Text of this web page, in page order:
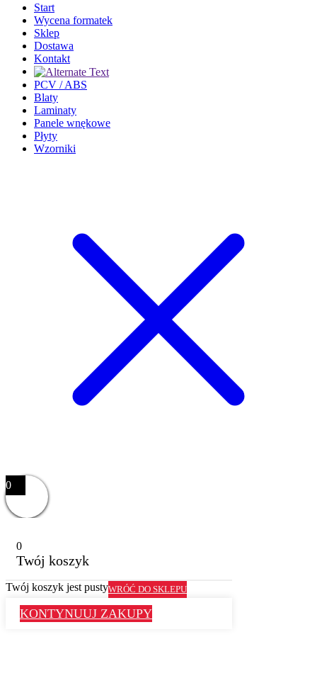
Start
Wycena formatek
Sklep
Dostawa
Kontakt
PCV / ABS
Blaty
Laminaty
Panele wnękowe
Płyty
Wzorniki
0
0
Twój koszyk
Twój koszyk jest pustyWRÓĆ DO SKLEPU
KONTYNUUJ ZAKUPY